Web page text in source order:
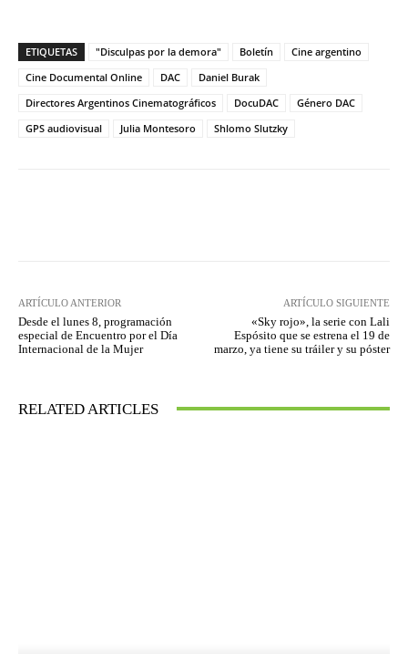
ETIQUETAS "Disculpas por la demora" Boletín
Cine argentino
Cine Documental Online
DAC
Daniel Burak
Directores Argentinos Cinematográficos
DocuDAC
Género DAC
GPS audiovisual
Julia Montesoro Shlomo Slutzky
ARTÍCULO ANTERIOR
Desde el lunes 8, programación
especial de Encuentro por el Día
Internacional de la Mujer
ARTÍCULO SIGUIENTE
«Sky rojo», la serie con Lali
Espósito que se estrena el 19 de
marzo, ya tiene su tráiler y su póster
RELATED ARTICLES